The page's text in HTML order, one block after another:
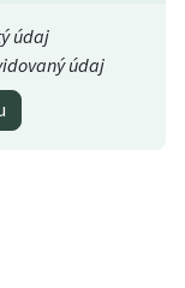
údaj
údaj